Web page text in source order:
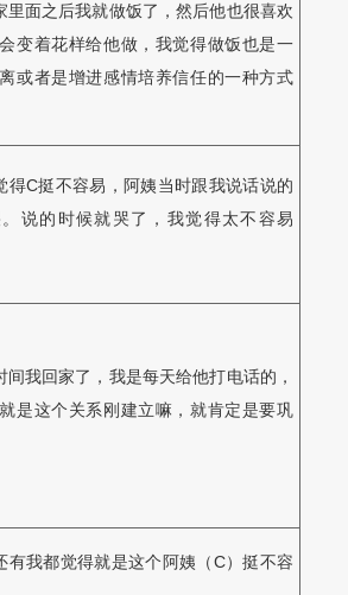
里面之后我就做饭了，然后他也很喜欢
变着花样给他做，我觉得做饭也是一
或者是增进感情培养信任的一种方式
得C挺不容易，阿姨当时跟我说话说的
说的时候就哭了，我觉得太不容易
间我回家了，我是每天给他打电话的，
是这个关系刚建立嘛，就肯定是要巩
有我都觉得就是这个阿姨（C）挺不容